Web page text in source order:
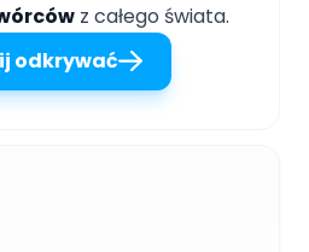
z całego świata.
odkrywać